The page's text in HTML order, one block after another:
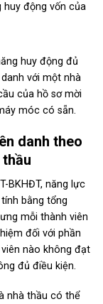
huy động vốn của
huy động đủ
với một nhà
của hồ sơ mời
móc có sẵn.
danh theo
BKHĐT, năng lực
bằng tổng
mỗi thành viên
đối với phần
nào không đạt
đủ điều kiện.
nhà thầu có thể